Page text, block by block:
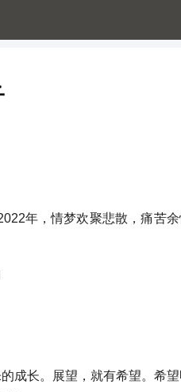
年，情梦欢聚悲散，痛苦余
成长。展望，就有希望。希望